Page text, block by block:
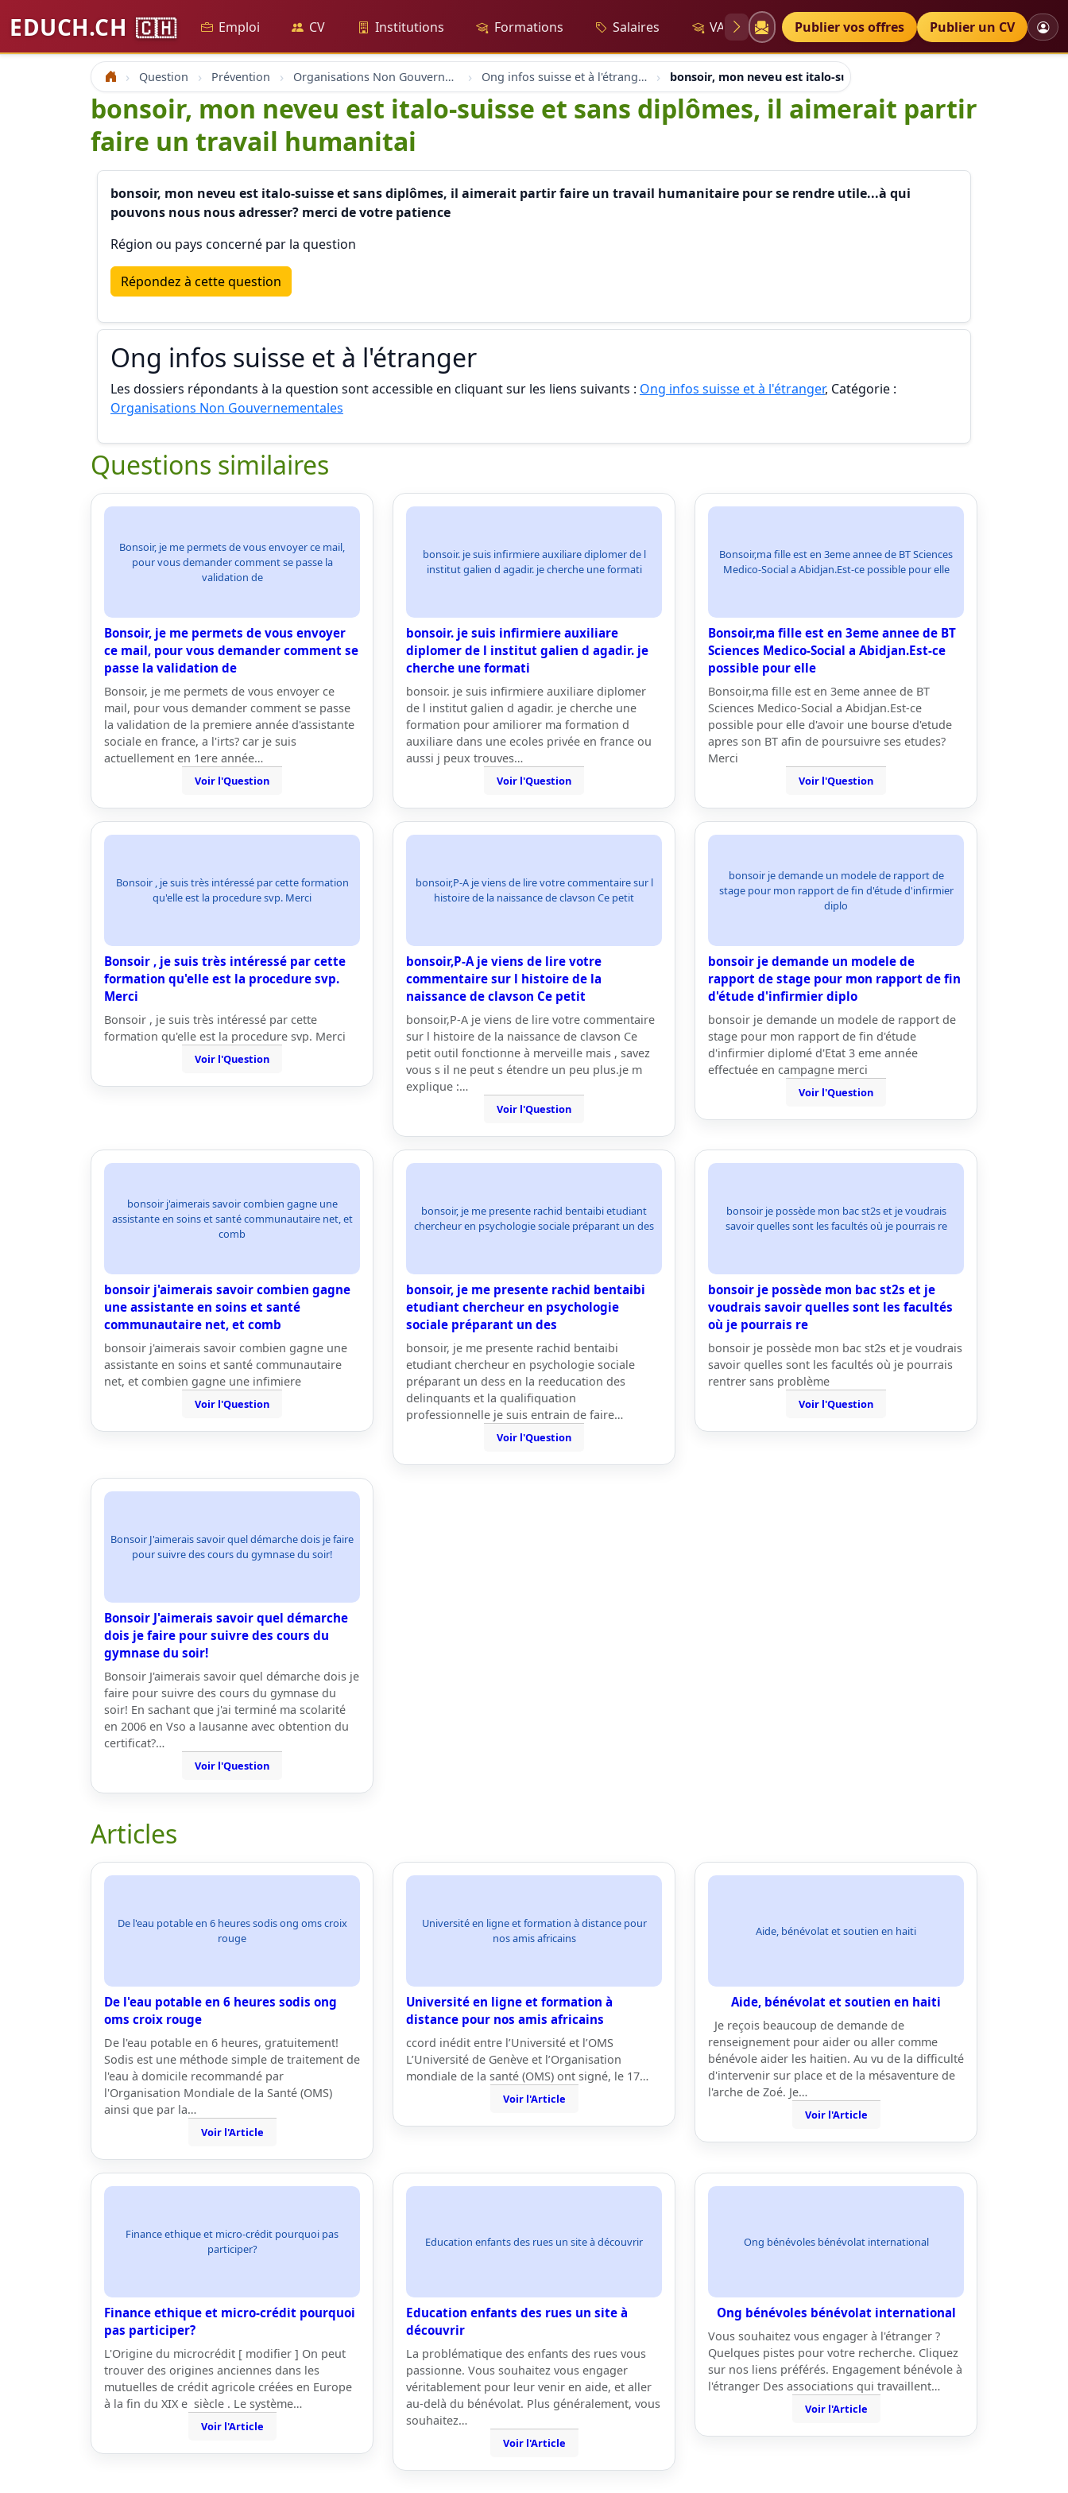
EDUCH.CH 🇨🇭 Emploi CV Institutions Formations Salaires VAE Diplômes Petites annonces
Publier vos offres Publier un CV
Accueil Question Prévention Organisations Non Gouvernementales Ong infos suisse et à l'étranger bonsoir, mon neveu est italo-suisse et sans diplômes, il aimerait
bonsoir, mon neveu est italo-suisse et sans diplômes, il aimerait partir
faire un travail humanitai
bonsoir, mon neveu est italo-suisse et sans diplômes, il aimerait partir faire un travail humanitaire pour se rendre utile...à qui
pouvons nous nous adresser? merci de votre patience
Région ou pays concerné par la question
Répondez à cette question
Ong infos suisse et à l'étranger
Les dossiers répondants à la question sont accessible en cliquant sur les liens suivants : Ong infos suisse et à l'étranger, Catégorie :
Organisations Non Gouvernementales
Questions similaires
Bonsoir, je me permets de vous envoyer ce mail,
pour vous demander comment se passe la
validation de
Bonsoir, je me permets de vous envoyer
ce mail, pour vous demander comment se
passe la validation de
Bonsoir, je me permets de vous envoyer ce
mail, pour vous demander comment se passe
la validation de la premiere année d'assistante
sociale en france, a l'irts? car je suis
actuellement en 1ere année…
Voir l'Question
bonsoir. je suis infirmiere auxiliare diplomer de l
institut galien d agadir. je cherche une formati
bonsoir. je suis infirmiere auxiliare
diplomer de l institut galien d agadir. je
cherche une formati
bonsoir. je suis infirmiere auxiliare diplomer
de l institut galien d agadir. je cherche une
formation pour amiliorer ma formation d
auxiliare dans une ecoles privée en france ou
aussi j peux trouves…
Voir l'Question
Bonsoir,ma fille est en 3eme annee de BT Sciences
Medico-Social a Abidjan.Est-ce possible pour elle
Bonsoir,ma fille est en 3eme annee de BT
Sciences Medico-Social a Abidjan.Est-ce
possible pour elle
Bonsoir,ma fille est en 3eme annee de BT
Sciences Medico-Social a Abidjan.Est-ce
possible pour elle d'avoir une bourse d'etude
apres son BT afin de poursuivre ses etudes?
Merci
Voir l'Question
Bonsoir , je suis très intéressé par cette formation
qu'elle est la procedure svp. Merci
Bonsoir , je suis très intéressé par cette
formation qu'elle est la procedure svp.
Merci
Bonsoir , je suis très intéressé par cette
formation qu'elle est la procedure svp. Merci
Voir l'Question
bonsoir,P-A je viens de lire votre commentaire sur l
histoire de la naissance de clavson Ce petit
bonsoir,P-A je viens de lire votre
commentaire sur l histoire de la
naissance de clavson Ce petit
bonsoir,P-A je viens de lire votre commentaire
sur l histoire de la naissance de clavson Ce
petit outil fonctionne à merveille mais , savez
vous s il ne peut s étendre un peu plus.je m
explique :…
Voir l'Question
bonsoir je demande un modele de rapport de
stage pour mon rapport de fin d'étude d'infirmier
diplo
bonsoir je demande un modele de
rapport de stage pour mon rapport de fin
d'étude d'infirmier diplo
bonsoir je demande un modele de rapport de
stage pour mon rapport de fin d'étude
d'infirmier diplomé d'Etat 3 eme année
effectuée en campagne merci
Voir l'Question
bonsoir j'aimerais savoir combien gagne une
assistante en soins et santé communautaire net, et
comb
bonsoir j'aimerais savoir combien gagne
une assistante en soins et santé
communautaire net, et comb
bonsoir j'aimerais savoir combien gagne une
assistante en soins et santé communautaire
net, et combien gagne une infimiere
Voir l'Question
bonsoir, je me presente rachid bentaibi etudiant
chercheur en psychologie sociale préparant un des
bonsoir, je me presente rachid bentaibi
etudiant chercheur en psychologie
sociale préparant un des
bonsoir, je me presente rachid bentaibi
etudiant chercheur en psychologie sociale
préparant un dess en la reeducation des
delinquants et la qualifiquation
professionnelle je suis entrain de faire…
Voir l'Question
bonsoir je possède mon bac st2s et je voudrais
savoir quelles sont les facultés où je pourrais re
bonsoir je possède mon bac st2s et je
voudrais savoir quelles sont les facultés
où je pourrais re
bonsoir je possède mon bac st2s et je voudrais
savoir quelles sont les facultés où je pourrais
rentrer sans problème
Voir l'Question
Bonsoir J'aimerais savoir quel démarche dois je faire
pour suivre des cours du gymnase du soir!
Bonsoir J'aimerais savoir quel démarche
dois je faire pour suivre des cours du
gymnase du soir!
Bonsoir J'aimerais savoir quel démarche dois je
faire pour suivre des cours du gymnase du
soir! En sachant que j'ai terminé ma scolarité
en 2006 en Vso a lausanne avec obtention du
certificat?…
Voir l'Question
Articles
De l'eau potable en 6 heures sodis ong oms croix
rouge
De l'eau potable en 6 heures sodis ong
oms croix rouge
De l'eau potable en 6 heures, gratuitement!
Sodis est une méthode simple de traitement de
l'eau à domicile recommandé par
l'Organisation Mondiale de la Santé (OMS)
ainsi que par la…
Voir l'Article
Université en ligne et formation à distance pour
nos amis africains
Université en ligne et formation à
distance pour nos amis africains
ccord inédit entre l’Université et l’OMS
L’Université de Genève et l’Organisation
mondiale de la santé (OMS) ont signé, le 17…
Voir l'Article
Aide, bénévolat et soutien en haiti
Aide, bénévolat et soutien en haiti
Je reçois beaucoup de demande de
renseignement pour aider ou aller comme
bénévole aider les haitien. Au vu de la difficulté
d'intervenir sur place et de la mésaventure de
l'arche de Zoé. Je…
Voir l'Article
Finance ethique et micro-crédit pourquoi pas
participer?
Finance ethique et micro-crédit pourquoi
pas participer?
L'Origine du microcrédit [ modifier ] On peut
trouver des origines anciennes dans les
mutuelles de crédit agricole créées en Europe
à la fin du XIX e siècle . Le système…
Voir l'Article
Education enfants des rues un site à découvrir
Education enfants des rues un site à
découvrir
La problématique des enfants des rues vous
passionne. Vous souhaitez vous engager
véritablement pour leur venir en aide, et aller
au-delà du bénévolat. Plus généralement, vous
souhaitez…
Voir l'Article
Ong bénévoles bénévolat international
Ong bénévoles bénévolat international
Vous souhaitez vous engager à l'étranger ?
Quelques pistes pour votre recherche. Cliquez
sur nos liens préférés. Engagement bénévole à
l'étranger Des associations qui travaillent…
Voir l'Article